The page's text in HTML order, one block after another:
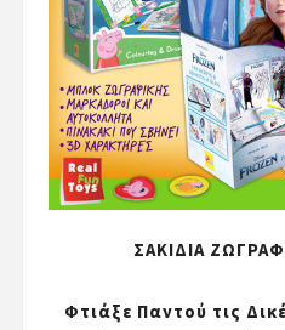
ΣΑΚΙΔΙΑ
Φτιάξε Παντού τις